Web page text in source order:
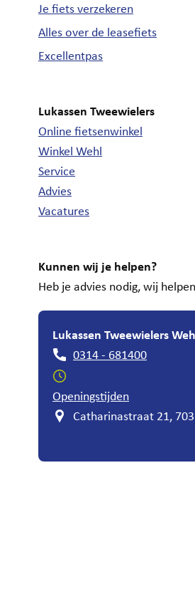
Je fiets verzekeren
Alles over de leasefiets
Excellentpas
Lukassen Tweewielers
Online fietsenwinkel
Winkel Wehl
Service
Advies
Vacatures
Kunnen wij je helpen?
Heb je advies nodig, wij
Lukassen Tweewielers
0314 - 681400
Openingstijden
Catharinastraat 21,